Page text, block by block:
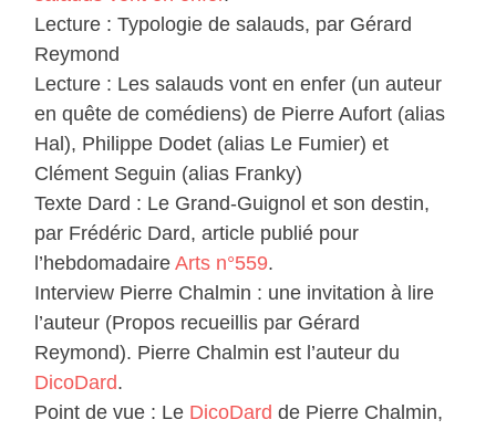
Lecture : Typologie de salauds, par Gérard
Reymond
Lecture : Les salauds vont en enfer (un auteur
en quête de comédiens) de Pierre Aufort (alias
Hal), Philippe Dodet (alias Le Fumier) et
Clément Seguin (alias Franky)
Texte Dard : Le Grand-Guignol et son destin,
par Frédéric Dard, article publié pour
l’hebdomadaireArts n°559.
Interview Pierre Chalmin : une invitation à lire
l’auteur (Propos recueillis par Gérard
Reymond). Pierre Chalmin est l’auteur du
DicoDard.
Point de vue : Le DicoDard de Pierre Chalmin,